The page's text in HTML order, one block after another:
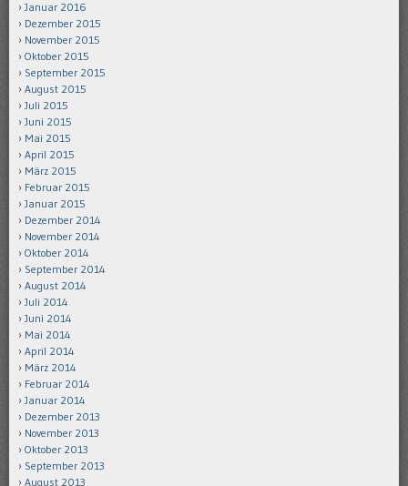
Januar 2016
Dezember 2015
November 2015
Oktober 2015
September 2015
August 2015
Juli 2015
Juni 2015
Mai 2015
April 2015
März 2015
Februar 2015
Januar 2015
Dezember 2014
November 2014
Oktober 2014
September 2014
August 2014
Juli 2014
Juni 2014
Mai 2014
April 2014
März 2014
Februar 2014
Januar 2014
Dezember 2013
November 2013
Oktober 2013
September 2013
August 2013